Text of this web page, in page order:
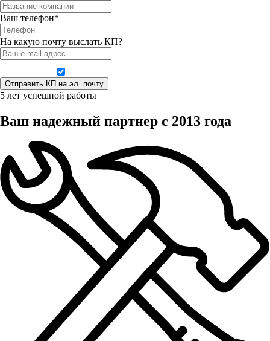
Ваш телефон*
На какую почту выслать КП?
5 лет успешной работы
Ваш надежный партнер с 2013 года